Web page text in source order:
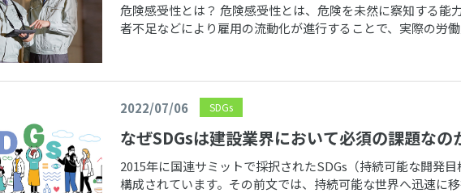
危険感受性とは？ 危険感受性とは、危険を未然に察知する能
者不足などにより雇用の流動化が進行することで、実際の労
2022/07/06 SDGs
なぜSDGsは建設業界において必須の課題なの
2015年に国連サミットで採択されたSDGs（持続可能な開発
構成されています。その前文では、持続可能な世界へ迅速に